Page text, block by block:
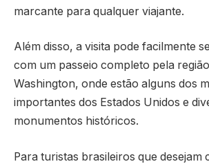
marcante para qualquer viajante.
Além disso, a visita pode facilmente
com um passeio completo pela
Washington, onde estão alguns dos
importantes dos Estados Unidos e
monumentos históricos.
Para turistas brasileiros que desejam